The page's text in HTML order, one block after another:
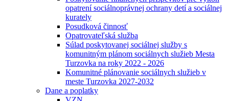
opatrení sociálnoprávnej ochrany detí a sociálnej
kurately
Posudková činnosť
Opatrovateľská služba
Súlad poskytovanej sociálnej služby s
komunitným plánom sociálnych služieb Mesta
Turzovka na roky 2022 - 2026
Komunitné plánovanie sociálnych služieb v
meste Turzovka 2027-2032
Dane a poplatky